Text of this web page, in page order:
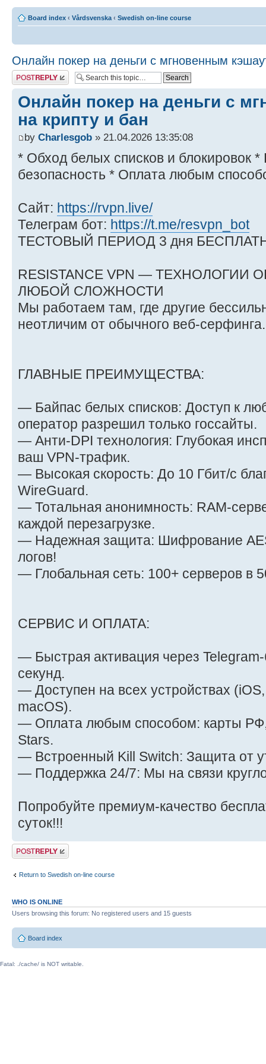
Board index ‹ Vårdsvenska ‹ Swedish on-line course
Онлайн покер на деньги с мгновенным
Post a reply
Онлайн покер на деньги с
на крипту и бан
by Charlesgob » 21.04.2026 13:35:08
* Обход белых списков и блокировок
безопасность * Оплата любым
Сайт: https://rvpn.live/
Телеграм бот: https://t.me/resvpn_bot
ТЕСТОВЫЙ ПЕРИОД 3 дня
RESISTANCE VPN — ТЕХНОЛОГИИ
ЛЮБОЙ СЛОЖНОСТИ
Мы работаем там, где другие
неотличим от обычного веб-серфинга.
ГЛАВНЫЕ ПРЕИМУЩЕСТВА:
— Байпас белых списков: Доступ к
оператор разрешил только госсайты.
— Анти-DPI технология: Глубокая
ваш VPN-трафик.
— Высокая скорость: До 10 Гбит/с
WireGuard.
— Тотальная анонимность: RAM-
каждой перезагрузке.
— Надежная защита: Шифрование
логов!
— Глобальная сеть: 100+ серверов в
СЕРВИС И ОПЛАТА:
— Быстрая активация через
секунд.
— Доступен на всех устройствах
macOS).
— Оплата любым способом: карты РФ,
Stars.
— Встроенный Kill Switch: Защита от
— Поддержка 24/7: Мы на связи
Попробуйте премиум-качество
суток!!!
Post a reply
Return to Swedish on-line course
WHO IS ONLINE
Users browsing this forum: No registered users and 15 guests
Board index
Fatal: ./cache/ is NOT writable.